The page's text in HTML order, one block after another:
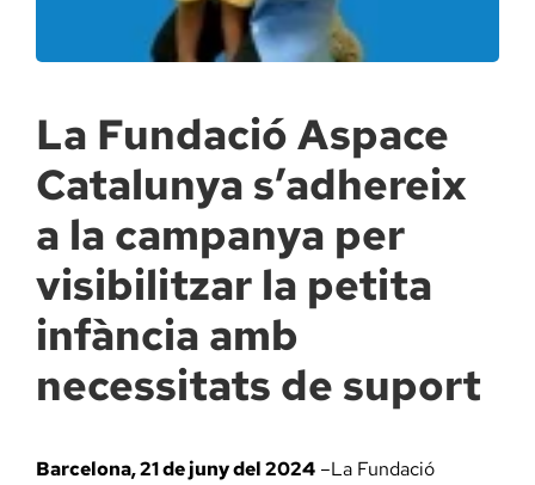
La
Àmbit
La Fundació Aspace
Catalunya s’adhereix
a la campanya per
visibilitzar la petita
infància amb
necessitats de suport
Barcelona, 21 de juny del 2024–La Fundació